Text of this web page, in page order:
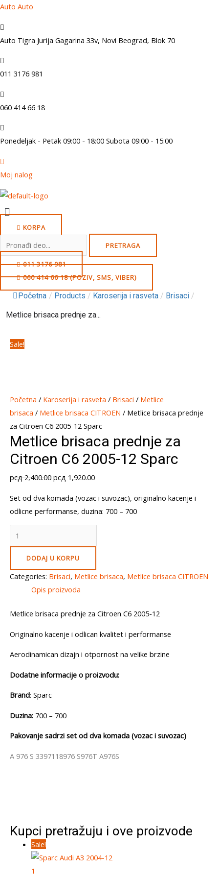
Skip
content
Auto Auto
Auto Tigra Jurija Gagarina 33v, Novi Beograd, Blok 70
011 3176 981
060 414 66 18
Ponedeljak - Petak 09:00 - 18:00 Subota 09:00 - 15:00
Moj nalog
Menu
KORPA
for:
PRETRAGA
011 3176 981
060 414 66 18 (POZIV, SMS, VIBER)
Početna / Products / Karoserija i rasveta / Brisaci /
Metlice brisaca prednje za...
Sale!
Početna / Karoserija i rasveta / Brisaci / Metlice
brisaca / Metlice brisaca CITROEN / Metlice brisaca prednje
za Citroen C6 2005-12 Sparc
Metlice brisaca prednje za
Citroen C6 2005-12 Sparc
рсд2,400.00 Original
was:
рсд 2,400.00.
рсд 1,920.00Current
is:
рсд 1,920.00.
Set od dva komada (vozac i suvozac), originalno kacenje i
odlicne performanse, duzina: 700 – 700
brisaca
prednje
za
Citroen
2005-
Sparc
quantity
DODAJ U KORPU
Categories: Brisaci, Metlice brisaca, Metlice brisaca CITROEN
Opis proizvoda
Metlice brisaca prednje za Citroen C6 2005-12
Originalno kacenje i odlican kvalitet i performanse
Aerodinamican dizajn i otpornost na velike brzine
Dodatne informacije o proizvodu:
Brand: Sparc
Duzina: 700 – 700
Pakovanje sadrzi set od dva komada (vozac i suvozac)
A 976 S 3397118976 S976T A976S
Kupci pretražuju i ove proizvode
Sale!